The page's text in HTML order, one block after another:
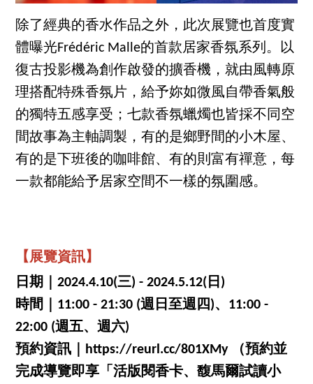
除了經典的香水作品之外，此次展覽也首度實
體曝光Frédéric Malle的首款居家香氛系列。以
復古投影機為創作啟發的擴香機，就由風轉原
理搭配特殊香氛片，給予妳如微風自帶香氣般
的獨特五感享受；七款香氛蠟燭也皆採不同空
間故事為主軸調製，有的是鄉野間的小木屋、
有的是下班後的咖啡館、有的則富有禪意，每
一款都能給予居家空間不一樣的氛圍感。
【展覽資訊】
日期｜2024.4.10(三) - 2024.5.12(日)
時間｜11:00 - 21:30 (週日至週四)、11:00 -
22:00 (週五、週六)
預約資訊｜https://reurl.cc/801XMy （預約並
完成導覽即享「活版閱香卡、馥馬爾試讀小